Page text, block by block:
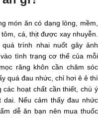
món ăn có dạng lỏng, mềm,
cá, thịt được xay nhuyễn.
trình nhai nuốt gây ảnh
tình trạng cơ thể của mỗi
răng khôn cần chăm sóc
quá đau nhức, chỉ hơi ê ê thì
hoạt chất cần thiết, chú ý
Nếu cảm thấy đau nhức
dễ ăn bạn nên mua thuốc